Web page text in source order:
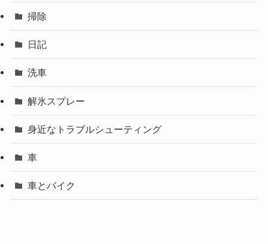
掃除
日記
洗車
解氷スプレー
身近なトラブルシューティング
車
車とバイク